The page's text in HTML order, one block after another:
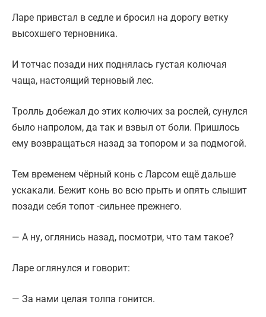
Ларе привстал в седле и бросил на дорогу ветку
высохшего терновника.
И тотчас позади них поднялась густая колючая
чаща, настоящий терновый лес.
Тролль добежал до этих колючих за рослей, сунулся
было напролом, да так и взвыл от боли. Пришлось
ему возвращаться назад за топором и за подмогой.
Тем временем чёрный конь с Ларсом ещё дальше
ускакали. Бежит конь во всю прыть и опять слышит
позади себя топот -сильнее прежнего.
— А ну, оглянись назад, посмотри, что там такое?
Ларе оглянулся и говорит:
— За нами целая толпа гонится.